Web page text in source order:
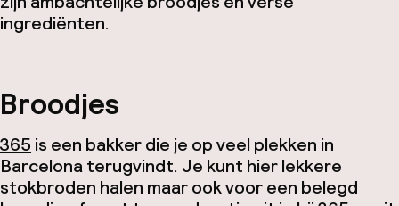
ingrediënten.
Broodjes
365 is een bakker die je op veel plekken in
Barcelona terugvindt. Je kunt hier lekkere
stokbroden halen maar ook voor een belegd